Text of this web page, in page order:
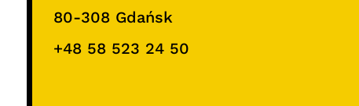
80-308 Gdańsk
+48 58 523 24 50